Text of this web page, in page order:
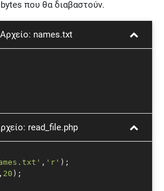
που θα διαβαστούν.
Αρχείο: names.txt
read_file.php
, 'r' );
20 );